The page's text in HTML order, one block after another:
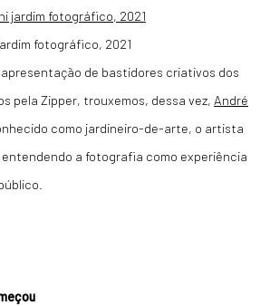
fotográfico, 2021
de bastidores criativos dos
pela Zipper, trouxemos, dessa vez, André
como jardineiro-de-arte, o artista
a fotografia como experiência